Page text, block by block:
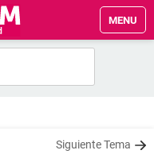
MENU
Siguiente Tema